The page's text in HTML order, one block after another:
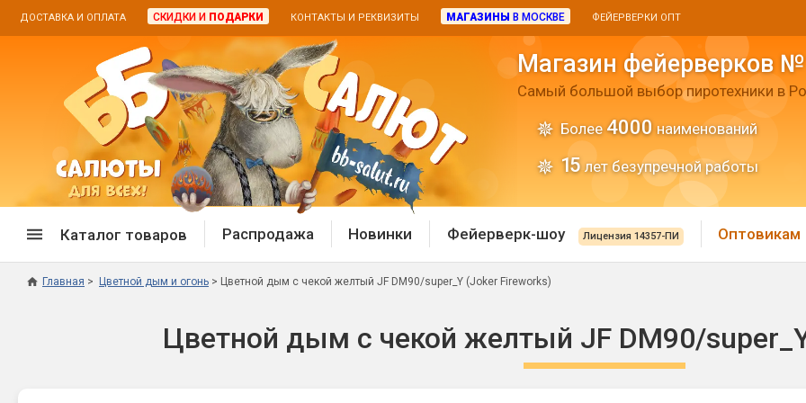
ДОСТАВКА И ОПЛАТА СКИДКИ И ПОДАРКИ КОНТАКТЫ И РЕКВИЗИТЫ МАГАЗИНЫ В МОСКВЕ ФЕЙЕРВЕРКИ ОПТ
Магазин фейерверков
Самый большой выбор пиротехники в
Более 4000 наименований
15 лет безупречной работы
Каталог товаров
Распродажа фейерверков
Дневные батареи
Хлопушки и
Распродажа Новинки Фейерверк-шоу Лицензия 14357-ПИ Оптовикам
Главная Цветной дым и огонь Цветной дым с чекой желтый JF DM90/super_Y (Joker Fireworks)
Цветной дым с чекой желтый JF DM90/